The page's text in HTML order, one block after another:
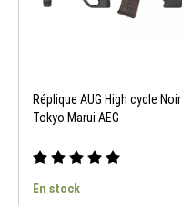
Réplique AUG High cycle Noir
Tokyo Marui AEG
En stock